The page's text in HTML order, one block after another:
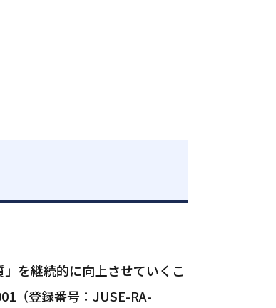
を継続的に向上させていくこ
（登録番号：JUSE-RA-